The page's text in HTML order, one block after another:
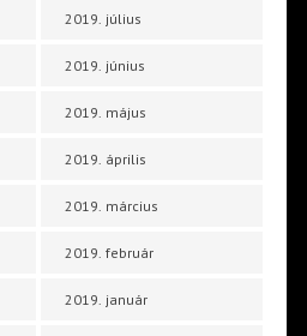
2019. július
2019. június
2019. május
2019. április
2019. március
2019. február
2019. január